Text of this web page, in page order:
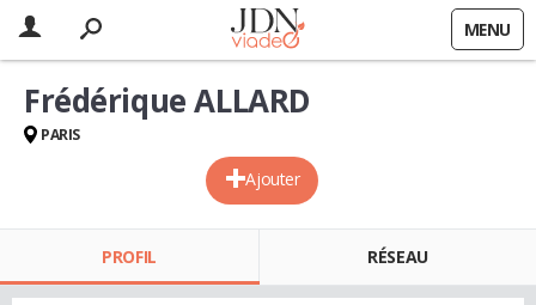
MENU
Ajouter
Frédérique ALLARD
PARIS
PROFIL RÉSEAU